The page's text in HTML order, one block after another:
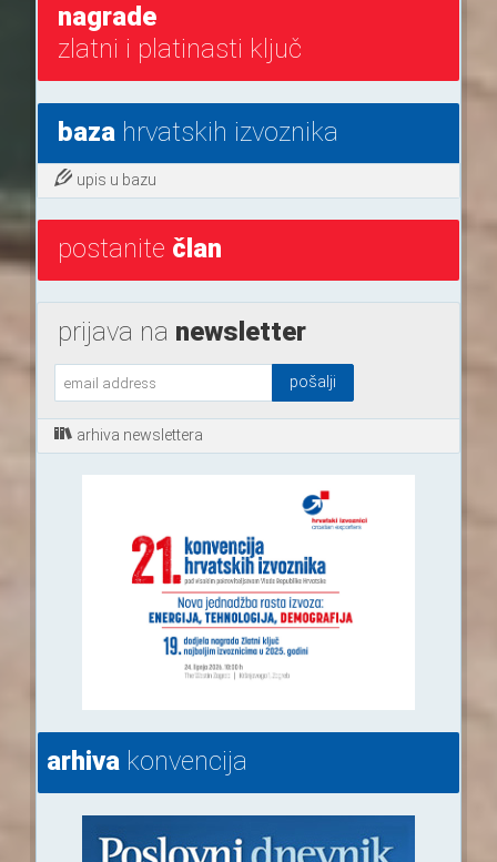
nagrade
zlatni i platinasti ključ
bazahrvatskih izvoznika
upis u bazu
postanite član
prijava na newsletter
arhiva newslettera
arhivakonvencija